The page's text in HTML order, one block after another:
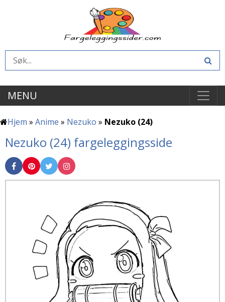
MENU
Hjem » Anime » Nezuko » Nezuko (24)
Nezuko (24) fargeleggingsside